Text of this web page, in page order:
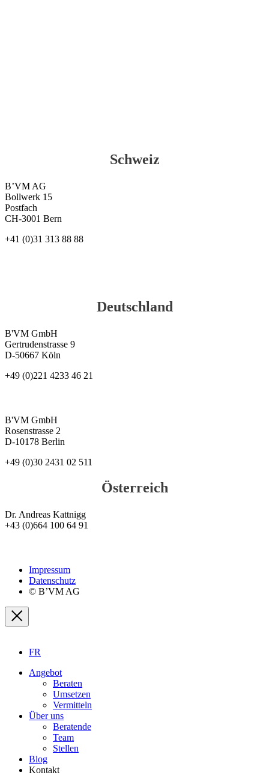
Schweiz
B’VM AG
Bollwerk 15
Postfach
CH-3001 Bern
+41 (0)31 313 88 88
Deutschland
B'VM GmbH
Gertrudenstrasse 9
D-50667 Köln
+49 (0)221 4233 46 21
B'VM GmbH
Rosenstrasse 2
D-10178 Berlin
+49 (0)30 2431 02 511
Österreich
Dr. Andreas Kattnigg
+43 (0)664 100 64 91
Impressum
Datenschutz
© B’VM AG
FR
Angebot
Beraten
Umsetzen
Vermitteln
Über uns
Beratende
Team
Stellen
Blog
Kontakt